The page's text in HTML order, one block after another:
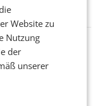
Clemens Pig
für die
werden.
Kids
Österreichs
begleitet Bipa das
in den
Website zu
Nutzung
der
unserer